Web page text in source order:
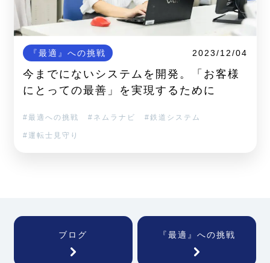
『最適』への挑戦 2023/12/04
今までにないシステムを開発。「お客様
にとっての最善」を実現するために
最適への挑戦 ネムラナビ 鉄道システム
運転士見守り
ブログ 『最適』への挑戦